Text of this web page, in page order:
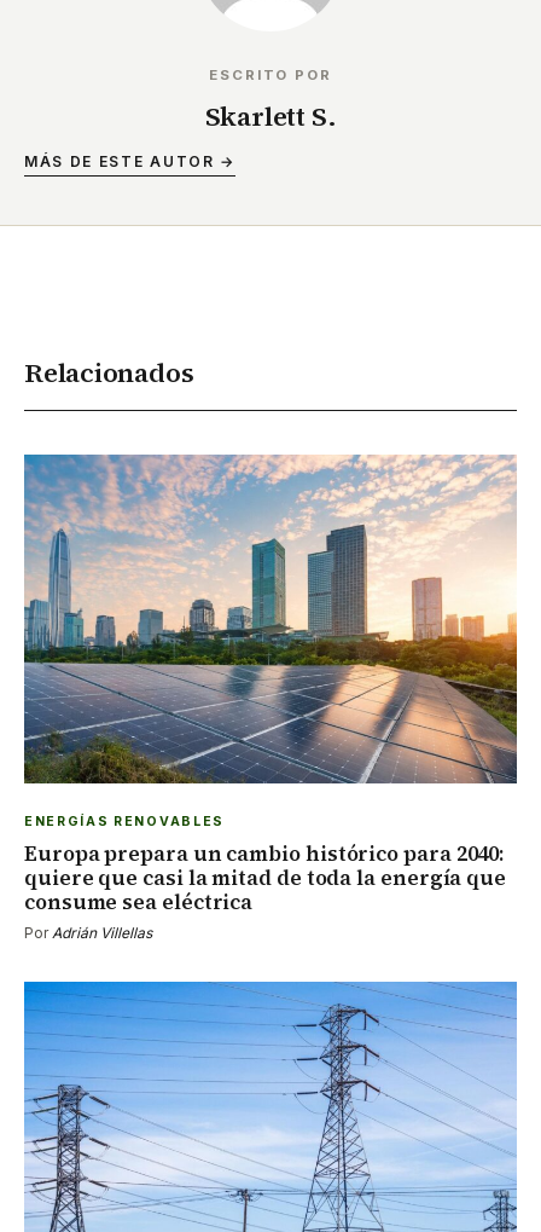
ESCRITO POR
Skarlett S.
MÁS DE ESTE AUTOR →
Relacionados
ENERGÍAS RENOVABLES
Europa prepara un cambio histórico para 2040:
quiere que casi la mitad de toda la energía que
consume sea eléctrica
Por Adrián Villellas